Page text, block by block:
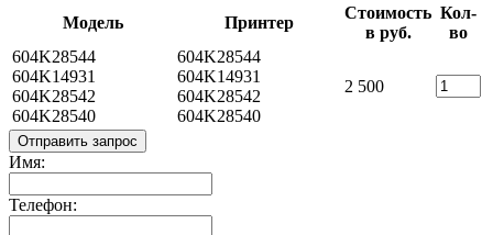
Модель
Принтер
Стоимость
в руб.
Кол-
во
604K28544
604K14931
604K28542
604K28540
604K28544
604K14931
604K28542
604K28540
2 500
Отправить запрос
Имя:
Телефон: